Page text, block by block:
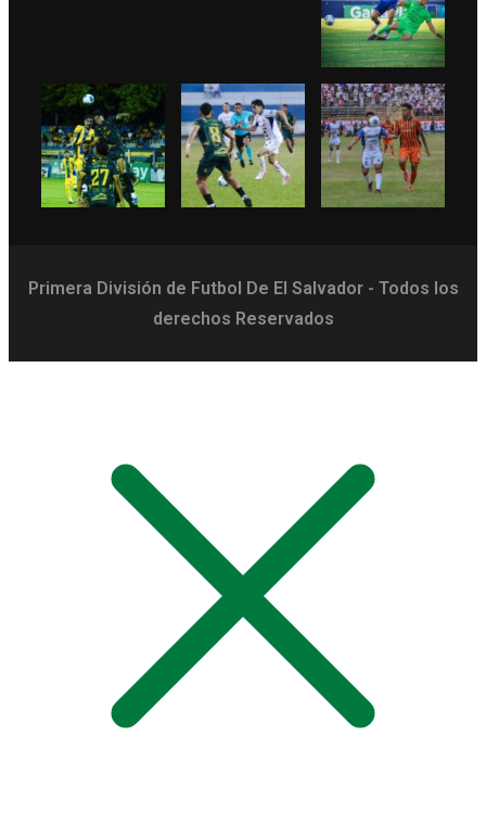
Primera División de Futbol De El Salvador - Todos los
derechos Reservados